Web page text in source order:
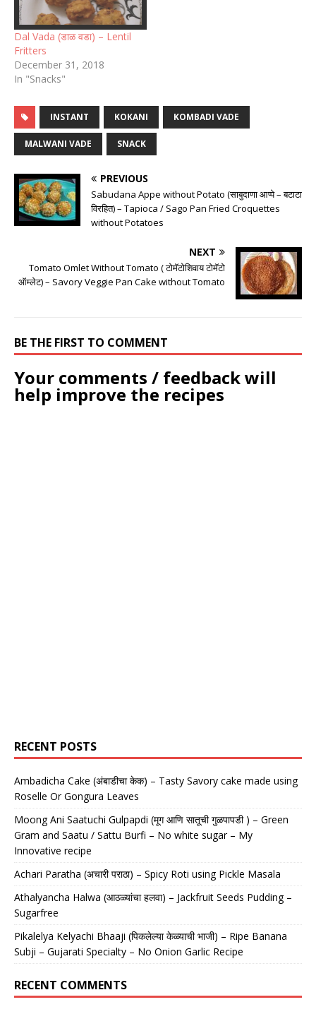
Dal Vada (डाळ वडा) – Lentil
Fritters
December 31, 2018
In "Snacks"
INSTANT KOKANI KOMBADI VADE
MALWANI VADE SNACK
PREVIOUS
Sabudana Appe without Potato (साबुदाणा आप्पे – बटाटा
विरहित) – Tapioca / Sago Pan Fried Croquettes
without Potatoes
NEXT
Tomato Omlet Without Tomato ( टोमॅटोशिवाय टोमॅटो
ऑम्लेट) – Savory Veggie Pan Cake without Tomato
BE THE FIRST TO COMMENT
Your comments / feedback will
help improve the recipes
RECENT POSTS
Ambadicha Cake (अंबाडीचा केक) – Tasty Savory cake made using
Roselle Or Gongura Leaves
Moong Ani Saatuchi Gulpapdi (मूग आणि सातूची गुळपापडी ) – Green
Gram and Saatu / Sattu Burfi – No white sugar – My
Innovative recipe
Achari Paratha (अचारी पराठा) – Spicy Roti using Pickle Masala
Athalyancha Halwa (आठळ्यांचा हलवा) – Jackfruit Seeds Pudding –
Sugarfree
Pikalelya Kelyachi Bhaaji (पिकलेल्या केळ्याची भाजी) – Ripe Banana
Subji – Gujarati Specialty – No Onion Garlic Recipe
RECENT COMMENTS